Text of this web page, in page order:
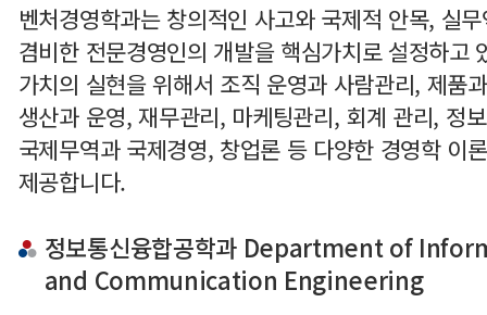
벤처경영학과는 창의적인 사고와 국제적 안목, 실
겸비한 전문경영인의 개발을 핵심가치로 설정하고
가치의 실현을 위해서 조직 운영과 사람관리, 제품
생산과 운영, 재무관리, 마케팅관리, 회계 관리, 정
국제무역과 국제경영, 창업론 등 다양한 경영학 이
제공합니다.
정보통신융합공학과 Department of
and Communication Engineering